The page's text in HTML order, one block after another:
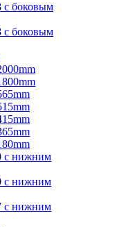
с боковым
с боковым
с нижним
с нижним
с нижним